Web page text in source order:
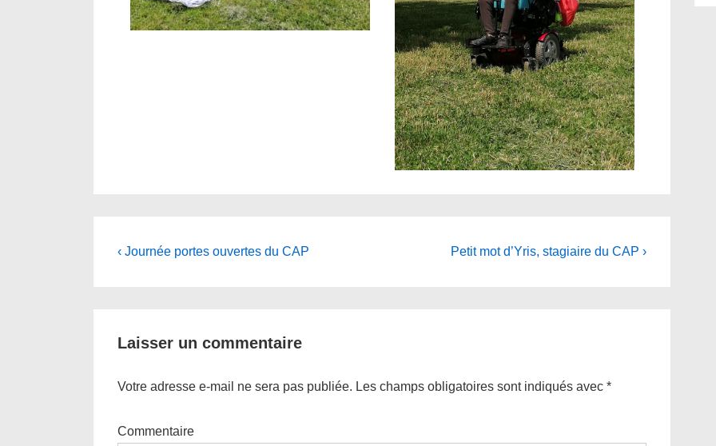
Navigation
Previous
‹ Journée portes ouvertes du CAP
Next
Petit mot d’Yris, stagiaire du CAP ›
Laisser un commentaire
Votre adresse e-mail ne sera pas publiée. Les champs obligatoires sont indiqués avec *
Commentaire